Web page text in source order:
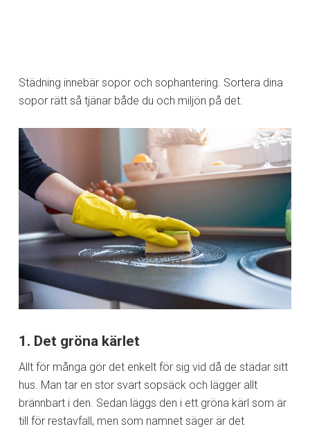
Städning innebär sopor och sophantering. Sortera dina
sopor rätt så tjänar både du och miljön på det.
1. Det gröna kärlet
Allt för många gör det enkelt för sig vid då de städar sitt
hus. Man tar en stor svart sopsäck och lägger allt
brännbart i den. Sedan läggs den i ett gröna kärl som är
till för restavfall, men som namnet säger är det